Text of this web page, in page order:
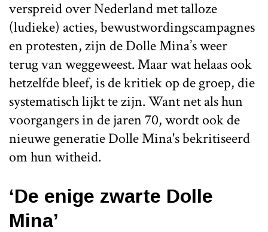
verspreid over Nederland met talloze
(ludieke) acties, bewustwordingscampagnes
en protesten, zijn de Dolle Mina’s weer
terug van weggeweest. Maar wat helaas ook
hetzelfde bleef, is de kritiek op de groep, die
systematisch lijkt te zijn. Want net als hun
voorgangers in de jaren 70, wordt ook de
nieuwe generatie Dolle Mina's bekritiseerd
om hun witheid.
‘De enige zwarte Dolle
Mina’